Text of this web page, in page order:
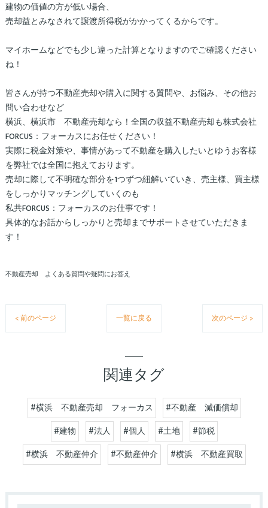
建物の価値の方が低い場合、
売却益とみなされて譲渡所得税がかかってくるからです。
マイホームなどでも少し違った計算となりますのでご確認ください
ね！
皆さんが持つ不動産売却や購入に関する質問や、お悩み​​​​​​、その他お
問い合わせなど
横浜、横浜市 不動産売却なら！全国の収益不動産売却も株式会社
FORCUS：フォーカスにお任せください！
実際に税金対策や、事情があって不動産を購入したいとゆうお客様
を弊社では全国に抱えております。
売却に際して不明確な部分を1つずつ紐解いていき、売主様、買主様
をしっかりマッチングしていくのも
私共FORCUS：フォーカスのお仕事です！
具体的なお話からしっかりと売却までサポートさせていただきま
す！
不動産売却 よくある質問や疑問にお答え
< 前のページ 一覧に戻る 次のページ >
関連タグ
#横浜 不動産売却 フォーカス
#不動産 減価償却
#建物
#法人 #個人 #土地
#節税
#横浜 不動産仲介
#不動産仲介 #横浜 不動産買取